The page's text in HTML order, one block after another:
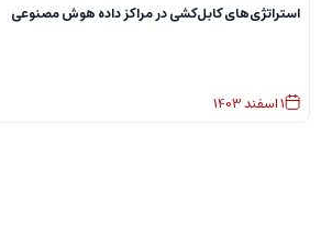
استراتژی‌های کابل‌کشی در مراکز داده هوش مصنوعی
1اسفند1403